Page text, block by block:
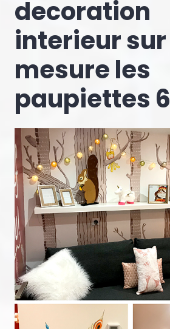
decoration
interieur sur
mesure les
paupiettes 6